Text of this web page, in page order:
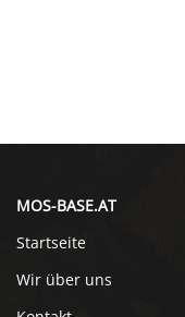
MOS-BASE.AT
Startseite
Wir über uns